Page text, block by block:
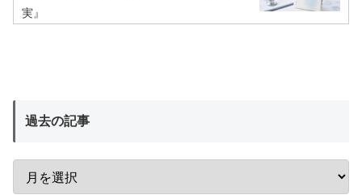
実』
過去の記事